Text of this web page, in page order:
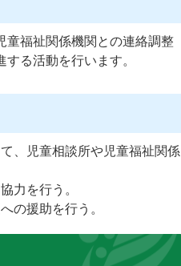
童福祉関係機関との連絡調整
る活動を行います。
、児童相談所や児童福祉関係
力を行う。
の援助を行う。